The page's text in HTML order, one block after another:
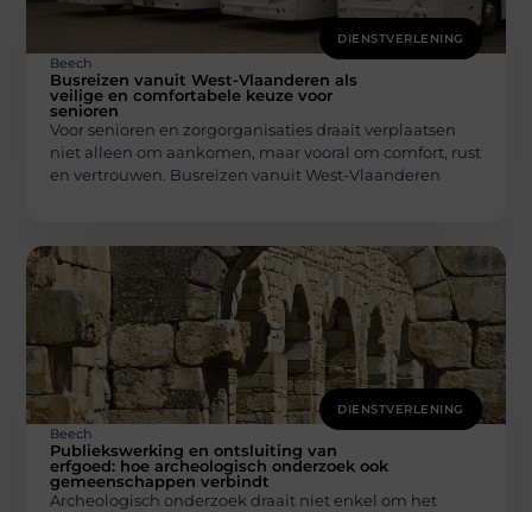
DIENSTVERLENING
Beech
Busreizen vanuit West-Vlaanderen als
veilige en comfortabele keuze voor
senioren
Voor senioren en zorgorganisaties draait verplaatsen
niet alleen om aankomen, maar vooral om comfort, rust
en vertrouwen. Busreizen vanuit West-Vlaanderen
DIENSTVERLENING
Beech
Publiekswerking en ontsluiting van
erfgoed: hoe archeologisch onderzoek ook
gemeenschappen verbindt
Archeologisch onderzoek draait niet enkel om het